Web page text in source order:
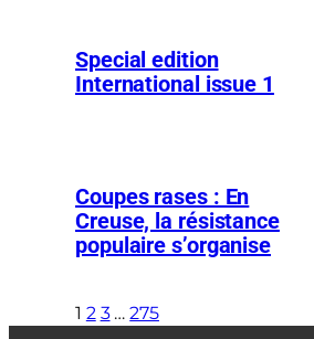
Special edition
International issue 1
Coupes rases : En
Creuse, la résistance
populaire s’organise
1 2 3 … 275